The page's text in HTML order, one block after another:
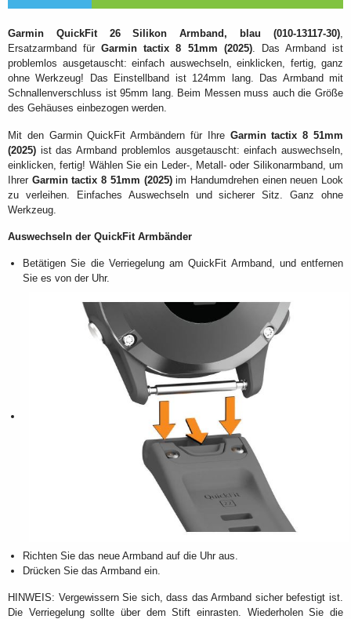
Garmin QuickFit 26 Silikon Armband, blau (010-13117-30),
Ersatzarmband fürGarmin tactix 8 51mm (2025). Das Armband ist
problemlos ausgetauscht: einfach auswechseln, einklicken, fertig, ganz
ohne Werkzeug! Das Einstellband ist 124mm lang. Das Armband mit
Schnallenverschluss ist 95mm lang. Beim Messen muss auch die Größe
des Gehäuses einbezogen werden.
Mit den Garmin QuickFit Armbändern für Ihre Garmin tactix 8 51mm
(2025) ist das Armband problemlos ausgetauscht: einfach auswechseln,
einklicken, fertig! Wählen Sie ein Leder-, Metall- oder Silikonarmband, um
Ihrer Garmin tactix 8 51mm (2025)im Handumdrehen einen neuen Look
zu verleihen. Einfaches Auswechseln und sicherer Sitz. Ganz ohne
Werkzeug.
Auswechseln der QuickFit Armbänder
Betätigen Sie die Verriegelung am QuickFit Armband, und entfernen
Sie es von der Uhr.
Richten Sie das neue Armband auf die Uhr aus.
Drücken Sie das Armband ein.
HINWEIS: Vergewissern Sie sich, dass das Armband sicher befestigt ist.
Die Verriegelung sollte über dem Stift einrasten. Wiederholen Sie die